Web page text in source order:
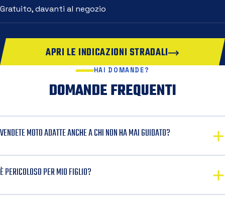
Gratuito, davanti al negozio
APRI LE INDICAZIONI STRADALI
HAI DOMANDE?
DOMANDE FREQUENTI
VENDETE MOTO ADATTE ANCHE A CHI NON HA MAI GUIDATO?
È PERICOLOSO PER MIO FIGLIO?